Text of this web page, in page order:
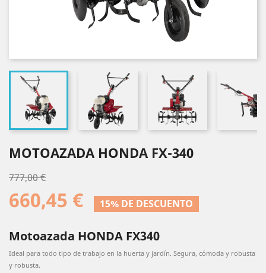
MOTOAZADA HONDA FX-340
777,00 €
660,45 € 15% DE DESCUENTO
Motoazada HONDA FX340
Ideal para todo tipo de trabajo en la huerta y jardín. Segura, cómoda y robusta
y robusta.